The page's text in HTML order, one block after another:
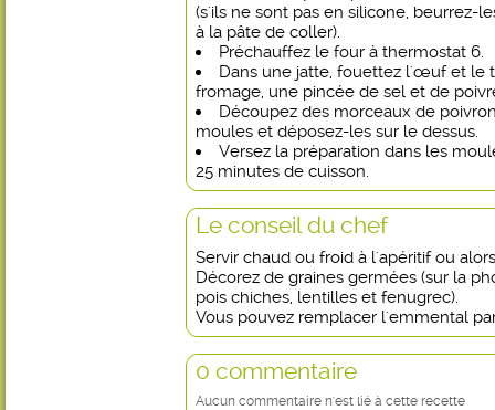
(s'ils ne sont pas en silicone, beurrez-
à la pâte de coller).
Préchauffez le four à thermostat 6.
Dans une jatte, fouettez l'œuf et le
fromage, une pincée de sel et de
Découpez des morceaux de
moules et déposez-les sur le dessus.
Versez la préparation dans les
25 minutes de cuisson.
Le conseil du chef
Servir chaud ou froid à l'apéritif ou
Décorez de graines germées (sur la
pois chiches, lentilles et fenugrec).
Vous pouvez remplacer l'emmental
0 commentaire
Aucun commentaire n'est lié à cette recette